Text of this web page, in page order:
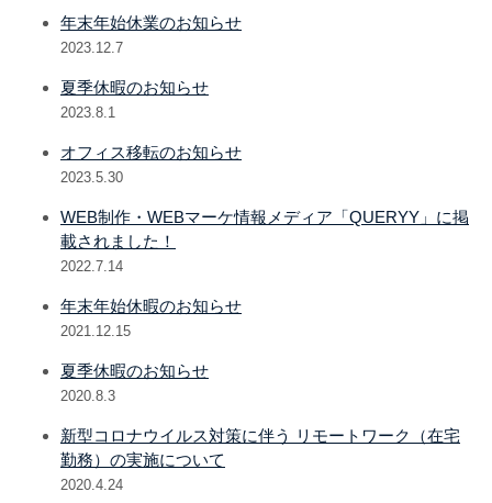
年末年始休業のお知らせ
2023.12.7
夏季休暇のお知らせ
2023.8.1
オフィス移転のお知らせ
2023.5.30
WEB制作・WEBマーケ情報メディア「QUERYY」に掲
載されました！
2022.7.14
年末年始休暇のお知らせ
2021.12.15
夏季休暇のお知らせ
2020.8.3
新型コロナウイルス対策に伴う リモートワーク（在宅
勤務）の実施について
2020.4.24